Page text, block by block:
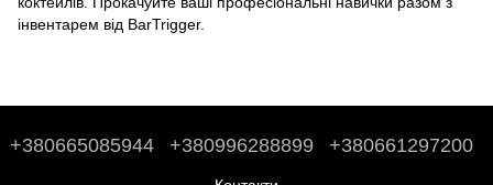
інвентарем від BarTrigger.
+380665085944 +380996288899 +380661297200